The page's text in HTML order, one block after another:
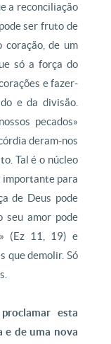
a reconciliação
ser fruto de
coração, de um
só a força do
e fazer-
e da divisão.
pecados»
deram-nos
Tal é o núcleo
importante para
de Deus pode
seu amor pode
(Ez 11, 19) e
que demolir. Só
esta
e de uma nova